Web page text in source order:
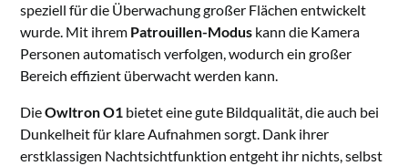
speziell für die Überwachung großer Flächen entwickelt
wurde. Mit ihrem Patrouillen-Modus kann die Kamera
Personen automatisch verfolgen, wodurch ein großer
Bereich effizient überwacht werden kann.
DieOwltron O1 bietet eine gute Bildqualität, die auch bei
Dunkelheit für klare Aufnahmen sorgt. Dank ihrer
erstklassigen Nachtsichtfunktion entgeht ihr nichts, selbst